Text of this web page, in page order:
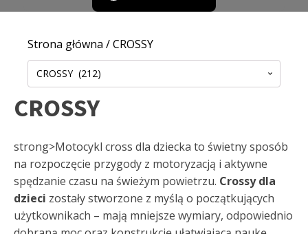
Strona główna / CROSSY
CROSSY (212)
CROSSY
strong>Motocykl cross dla dziecka to świetny sposób
na rozpoczęcie przygody z motoryzacją i aktywne
spędzanie czasu na świeżym powietrzu. Crossy dla
dzieci zostały stworzone z myślą o początkujących
użytkownikach – mają mniejsze wymiary, odpowiednio